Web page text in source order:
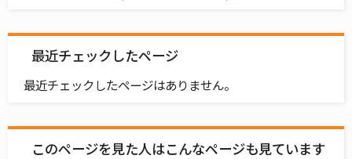
最近チェックしたページ
最近チェックしたページはありません。
このページを見た人はこんなページも見ています